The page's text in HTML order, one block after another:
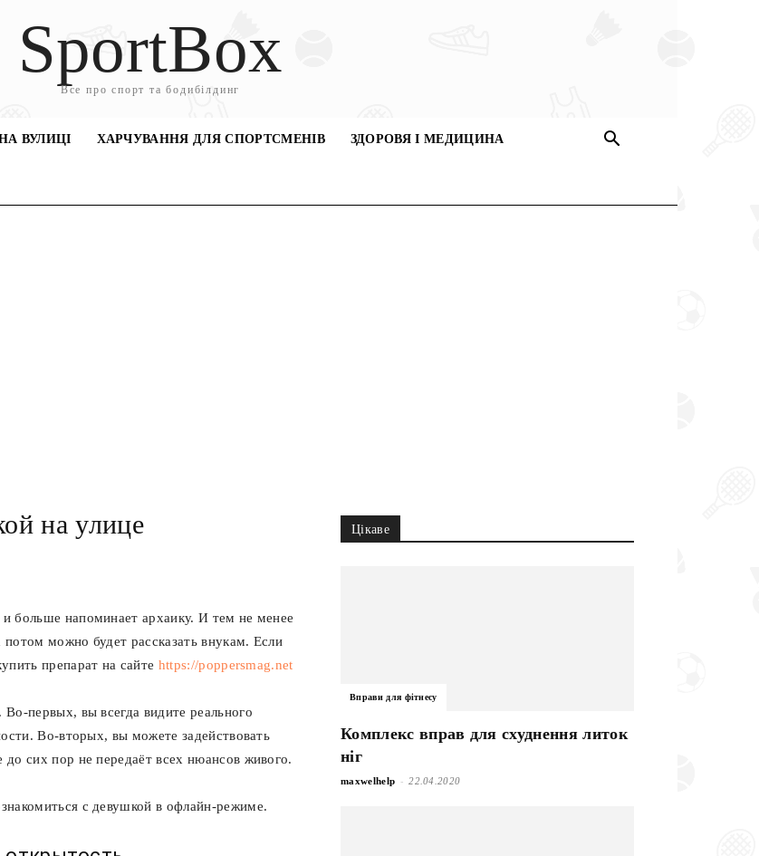
SportBox
Все про спорт та бодибілдинг
ВУЛИЦІ ХАРЧУВАННЯ ДЛЯ СПОРТСМЕНІВ ЗДОРОВЯ І МЕДИЦИНА
на улице
больше напоминает архаику. И тем не менее
можно будет рассказать внукам. Если
препарат на сайте https://poppersmag.net
первых, вы всегда видите реального
Во-вторых, вы можете задействовать
сих пор не передаёт всех нюансов живого.
с девушкой в офлайн-режиме.
Цікаве
Вправи для фітнесу
Комплекс вправ для схуднення литок
ніг
maxwelhelp - 22.04.2020